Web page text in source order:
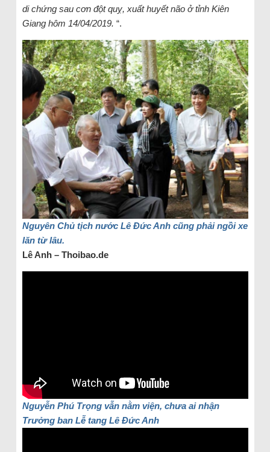
di chứng sau cơn đột quỵ, xuất huyết não ở tỉnh Kiên
Giang hôm 14/04/2019. “.
Nguyên Chủ tịch nước Lê Đức Anh cũng phải ngồi xe
lăn từ lâu.
Lê Anh – Thoibao.de
Nguyễn Phú Trọng vẫn nằm viện, chưa ai nhận
Trưởng ban Lễ tang Lê Đức Anh